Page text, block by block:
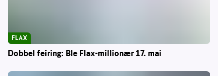
Dobbel feiring: Ble Flax-millionær 17. mai
FLAX